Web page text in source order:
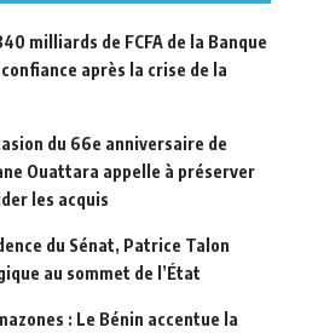
milliards de FCFA de la Banque
après la crise de la
du 66e anniversaire de
Ouattara appelle à préserver
les acquis
du Sénat, Patrice Talon
au sommet de l’État
: Le Bénin accentue la